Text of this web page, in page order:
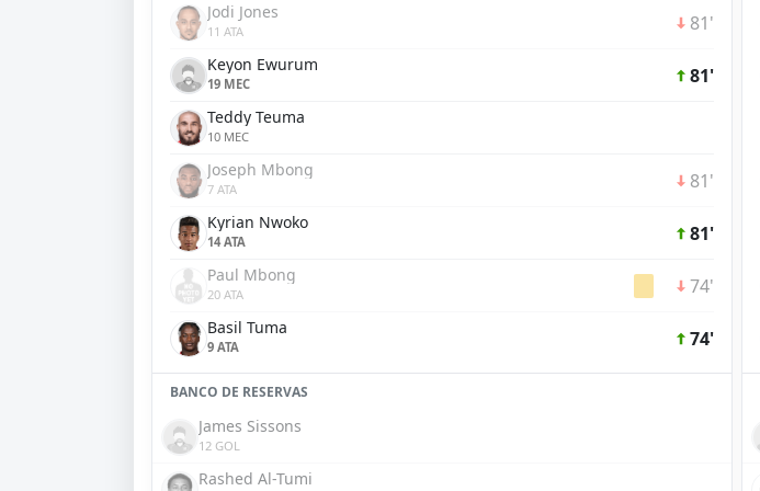
Jodi Jones
11 ATA 81'
Keyon Ewurum
19 MEC 81'
Teddy Teuma
10 MEC
Joseph Mbong
7 ATA 81'
Kyrian Nwoko
14 ATA 81'
Paul Mbong
20 ATA 74'
Basil Tuma
9 ATA 74'
BANCO DE RESERVAS
James Sissons
12 GOL
Rashed Al-Tumi